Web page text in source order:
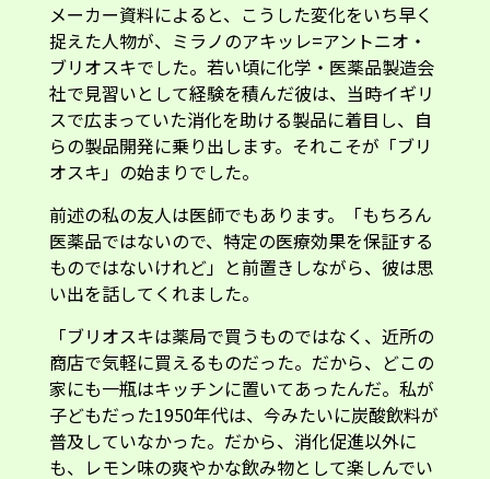
メーカー資料によると、こうした変化をいち早く
捉えた人物が、ミラノのアキッレ=アントニオ・
ブリオスキでした。若い頃に化学・医薬品製造会
社で見習いとして経験を積んだ彼は、当時イギリ
スで広まっていた消化を助ける製品に着目し、自
らの製品開発に乗り出します。それこそが「ブリ
オスキ」の始まりでした。
前述の私の友人は医師でもあります。「もちろん
医薬品ではないので、特定の医療効果を保証する
ものではないけれど」と前置きしながら、彼は思
い出を話してくれました。
「ブリオスキは薬局で買うものではなく、近所の
商店で気軽に買えるものだった。だから、どこの
家にも一瓶はキッチンに置いてあったんだ。私が
子どもだった1950年代は、今みたいに炭酸飲料が
普及していなかった。だから、消化促進以外に
も、レモン味の爽やかな飲み物として楽しんでい